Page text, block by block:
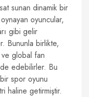
sunan dinamik bir
oyuncular,
gibi gelir
Bununla birlikte,
global fan
edebilirler. Bu
spor oyunu
haline getirmiştir.